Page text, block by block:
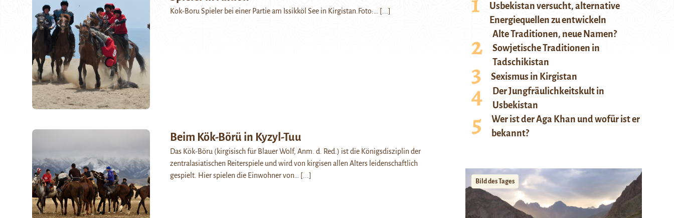
Kok-Boru Spieler bei einer Partie am Issikköl See in Kirgistan.Foto:… [...]
Beim Kök-Börü in Kyzyl-Tuu
Das Kök-Böru (kirgisisch für Blauer Wolf, Anm. d. Red.) ist die Königsdisziplin der
zentralasiatischen Reiterspiele und wird von kirgisen allen Alters leidenschaftlich
gespielt. Hier spielen die Einwohner von…
[...]
Usbekistan versucht, alternative
Energiequellen zu entwickeln
Alte Traditionen, neue Namen?
Sowjetische Traditionen in
Tadschikistan
Sexismus in Kirgistan
Der Jungfräulichkeitskult in
Usbekistan
Wer ist der Aga Khan und wofür ist er
bekannt?
Bild des Tages